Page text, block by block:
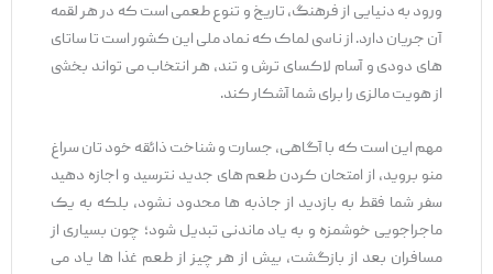
ورود به دنیایی از فرهنگ، تاریخ و تنوع طعمی است که در هر لقمه
آن جریان دارد. از ناسی لماک که نماد ملی این کشور است تا ساتای‌
های دودی و آسام لاکسای ترش و تند، هر انتخاب می ‌تواند بخشی
از هویت مالزی را برای شما آشکار کند.
مهم این است که با آگاهی، جسارت و شناخت ذائقه خود تان سراغ
منو بروید، از امتحان کردن طعم ‌های جدید نترسید و اجازه دهید
سفر شما فقط به بازدید از جاذبه ‌ها محدود نشود، بلکه به یک
ماجراجویی خوشمزه و به ‌یاد ماندنی تبدیل شود؛ چون بسیاری از
مسافران بعد از بازگشت، بیش از هر چیز از طعم غذا ها یاد می